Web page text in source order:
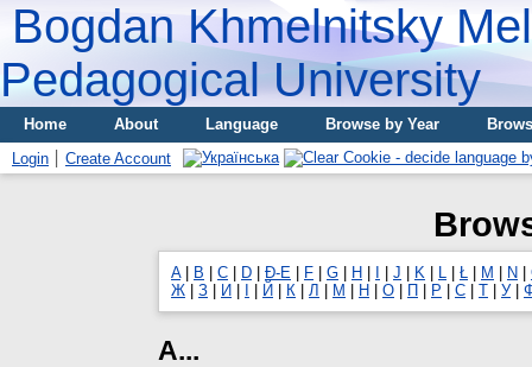
Bogdan Khmelnitsky
Pedagogical University
Home About Language Browse by Year
Login
Create Account
A| B C D Đ-E F G H J K Ł M N
Ж
З И Й К Л М Н О П Р С Т У|
А...